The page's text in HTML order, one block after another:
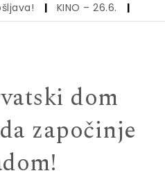
| KINO – 26.6. Kino –
dom
započinje